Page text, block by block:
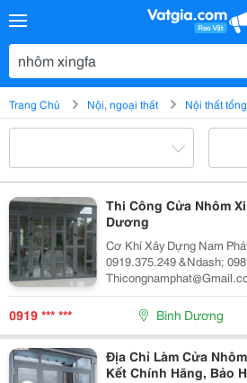
Trang Chủ Nội, ngoại thất Nội thất
Thi Công Cửa Nhôm
Dương
Cơ Khí Xây Dựng Nam Phát
0919.375.249 &Ndash;
Thicongnamphat@Gmail.com L À Đơn Vị
Xuất , Phân Phối Và Thi
Nhôm Xingfa, Việt Pháp
0919 *** *** Bình Dương
Địa Chỉ Làm Cửa
Kết Chính Hãng, Bảo